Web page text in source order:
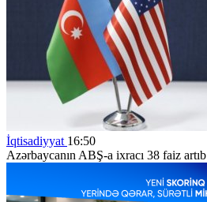
İqtisadiyyat 16:50
Azərbaycanın ABŞ-a ixracı 38 faiz artıb